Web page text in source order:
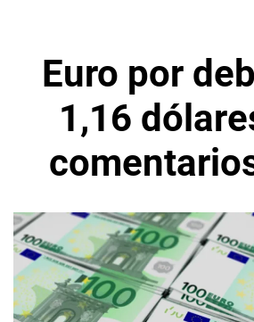
Euro por
1,16
presidenta